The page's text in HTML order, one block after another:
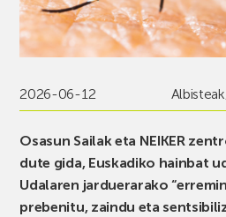
2026-06-12 Albisteak
Osasun Sailak eta NEIKER
dute gida, Euskadiko hainbat
Udalaren jarduerarako
prebenitu, zaindu eta